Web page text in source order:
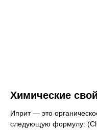
Химические
Иприт — это
следующую формулу: